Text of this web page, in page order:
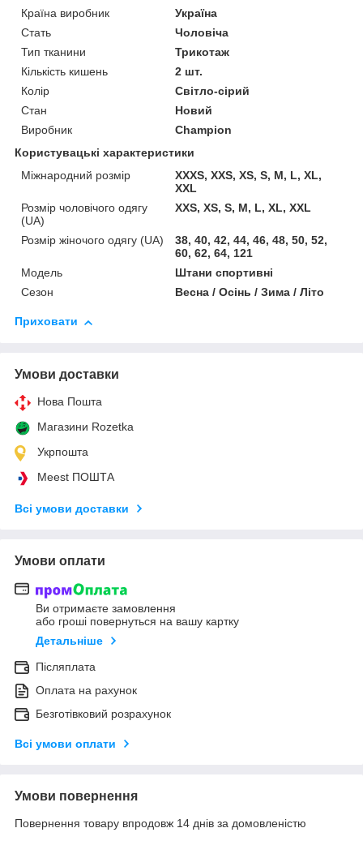
Країна виробник
Україна
Стать
Чоловіча
Тип тканини
Трикотаж
Кількість кишень
2 шт.
Колір
Світло-сірий
Стан
Новий
Виробник
Champion
Користувацькi характеристики
Міжнародний розмір
XXXS, XXS, XS, S, M, L, XL,
XXL
Розмір чоловічого одягу
(UA)
XXS, XS, S, M, L, XL, XXL
Розмір жіночого одягу (UA)
38, 40, 42, 44, 46, 48, 50, 52,
60, 62, 64, 121
Модель
Штани спортивні
Сезон
Весна / Осінь / Зима / Літо
Приховати
Умови доставки
Нова Пошта
Магазини Rozetka
Укрпошта
Meest ПОШТА
Всі умови доставки
Умови оплати
Ви отримаєте замовлення
або гроші повернуться на вашу картку
Детальніше
Післяплата
Оплата на рахунок
Безготівковий розрахунок
Всі умови оплати
Умови повернення
Повернення товару впродовж 14 днів за домовленістю